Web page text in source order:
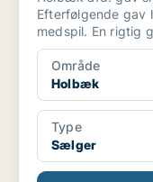
Efterfølgende gav
medspil. En rigtig
Område
Holbæk
Type
Sælger